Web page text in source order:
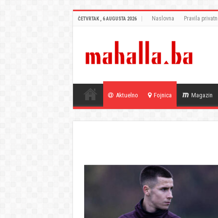
ČETVRTAK , 6 AUGUSTA 2026 Naslovna Pravila
Aktuelno Fojnica Magazin